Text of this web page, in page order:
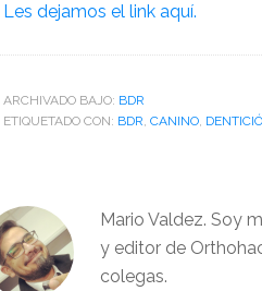
Les dejamos el link aquí.
ARCHIVADO BAJO: BDR
ETIQUETADO CON: BDR, CANINO,
Mario Valdez. Soy
y editor de
colegas.